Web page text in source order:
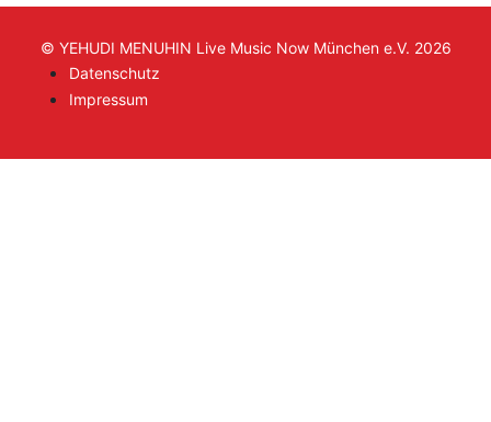
© YEHUDI MENUHIN Live Music Now München e.V. 2026
Datenschutz
Impressum